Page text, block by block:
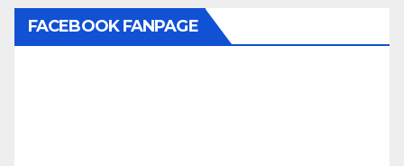
FACEBOOK FANPAGE